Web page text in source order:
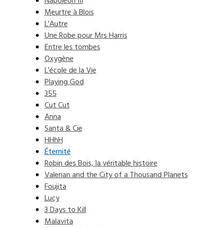
Meurtre à Blois
L'Autre
Une Robe pour Mrs Harris
Entre les tombes
Oxygène
L'école de la Vie
Playing God
355
Cut Cut
Anna
Santa & Cie
HHhH
Éternité
Robin des Bois, la véritable histoire
Valerian and the City of a Thousand Planets
Foujita
Lucy
3 Days to Kill
Malavita